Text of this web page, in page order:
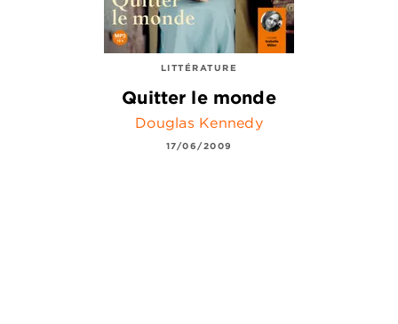
LITTÉRATURE
Quitter le monde
Douglas Kennedy
17/06/2009